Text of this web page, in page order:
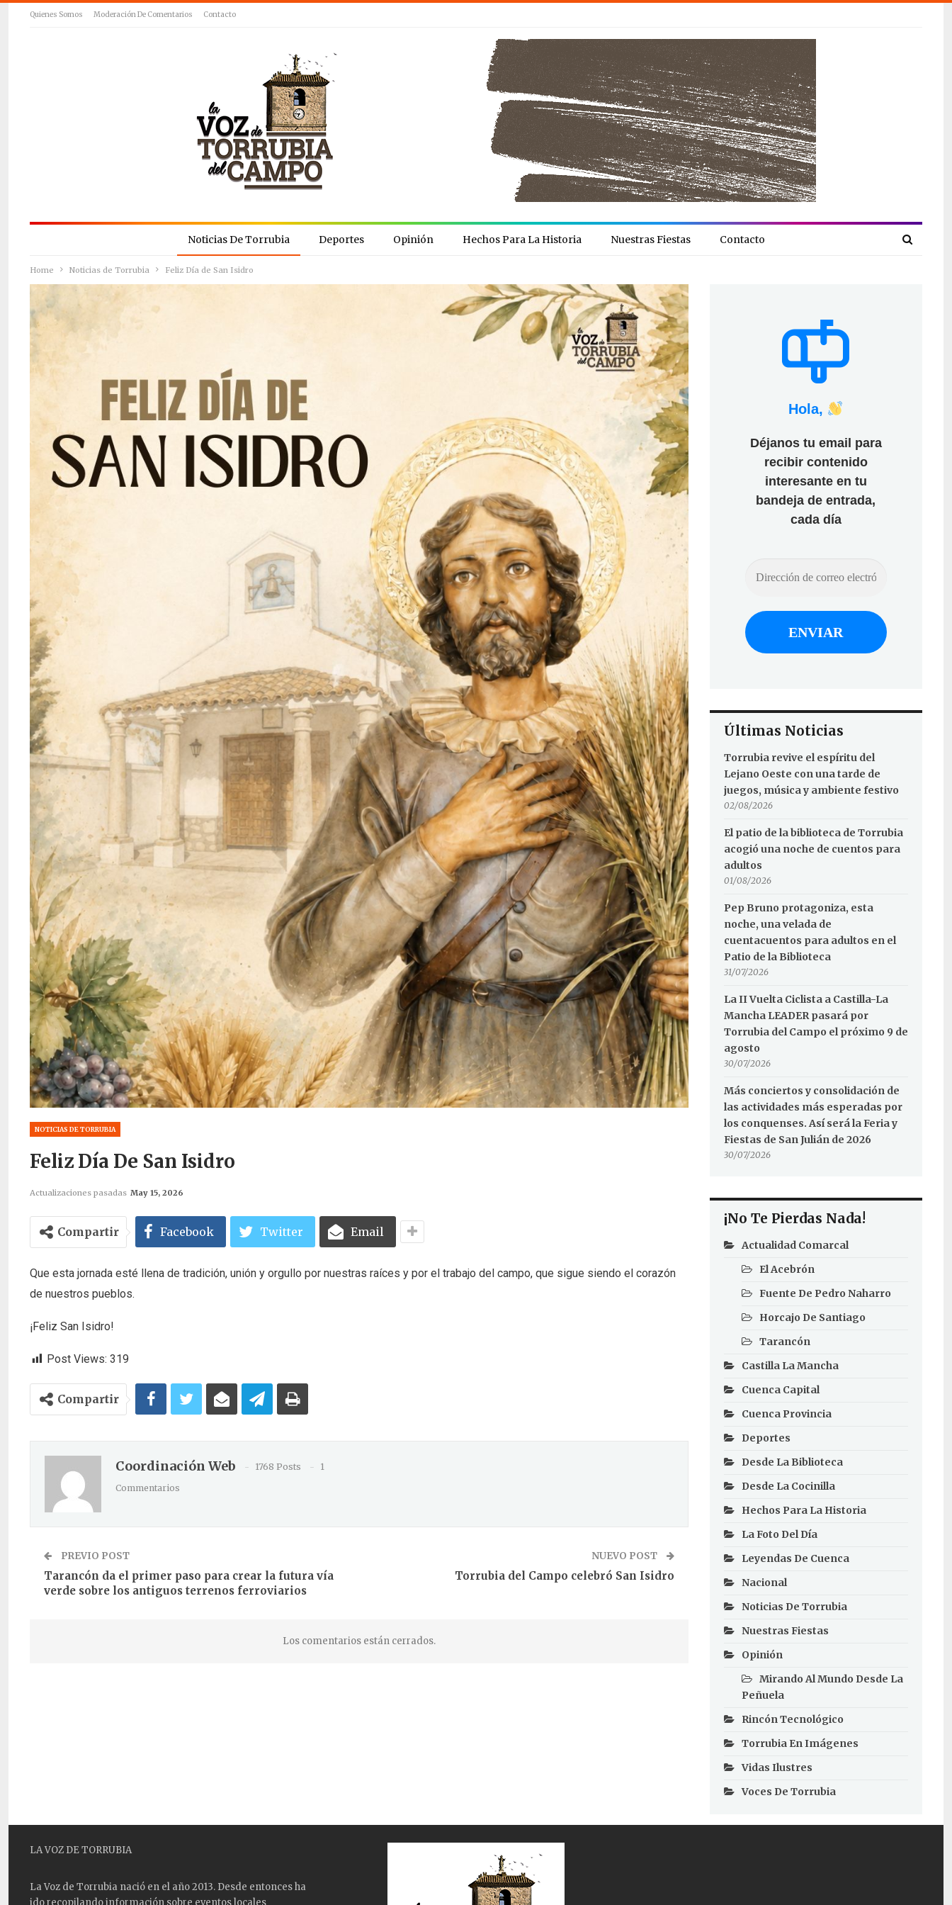
Quienes Somos Moderación De Comentarios Contacto
Noticias De Torrubia Deportes Opinión Hechos Para La Historia Nuestras Fiestas Contacto
Home Noticias de Torrubia Feliz Día de San Isidro
NOTICIAS DE TORRUBIA
Feliz Día De San Isidro
Actualizaciones pasadas May 15, 2026
Compartir Facebook Twitter Email
Que esta jornada esté llena de tradición, unión y orgullo por nuestras raíces y por el trabajo del campo, que sigue siendo el corazón
de nuestros pueblos.
¡Feliz San Isidro!
Post Views: 319
Compartir
Coordinación Web 1768 Posts
1
Commentarios
PREVIO POST
Tarancón da el primer paso para crear la futura vía
verde sobre los antiguos terrenos ferroviarios
NUEVO POST
Torrubia del Campo celebró San Isidro
Los comentarios están cerrados.
Hola,
Déjanos tu email para
recibir contenido
interesante en tu
bandeja de entrada,
cada día
Últimas Noticias
Torrubia revive el espíritu del
Lejano Oeste con una tarde de
juegos, música y ambiente festivo
02/08/2026
El patio de la biblioteca de Torrubia
acogió una noche de cuentos para
adultos
01/08/2026
Pep Bruno protagoniza, esta
noche, una velada de
cuentacuentos para adultos en el
Patio de la Biblioteca
31/07/2026
La II Vuelta Ciclista a Castilla-La
Mancha LEADER pasará por
Torrubia del Campo el próximo 9 de
agosto
30/07/2026
Más conciertos y consolidación de
las actividades más esperadas por
los conquenses. Así será la Feria y
Fiestas de San Julián de 2026
30/07/2026
¡No Te Pierdas Nada!
Actualidad Comarcal
El Acebrón
Fuente De Pedro Naharro
Horcajo De Santiago
Tarancón
Castilla La Mancha
Cuenca Capital
Cuenca Provincia
Deportes
Desde La Biblioteca
Desde La Cocinilla
Hechos Para La Historia
La Foto Del Día
Leyendas De Cuenca
Nacional
Noticias De Torrubia
Nuestras Fiestas
Opinión
Mirando Al Mundo Desde La
Peñuela
Rincón Tecnológico
Torrubia En Imágenes
Vidas Ilustres
Voces De Torrubia
LA VOZ DE TORRUBIA
La Voz de Torrubia nació en el año 2013. Desde entonces ha
ido recopilando información sobre eventos locales